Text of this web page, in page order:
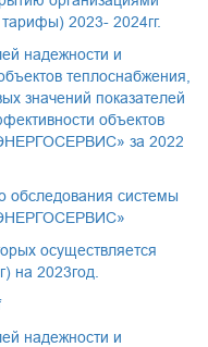
2023- 2024гг.
надежности и
теплоснабжения,
значений показателей
объектов
за 2022
обследования системы
осуществляется
на 2023год.
надежности и